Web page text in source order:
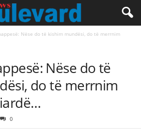
Nëse do të kishim mundësi, do të merrnim
Nëse do të
do të merrnim
0